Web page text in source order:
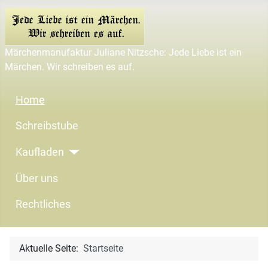
Märchenmanufaktur Juliane Nitzsche: Jede Liebe ist ein
Märchen. Wir schreiben es auf.
Home
Schreibstube
Kaufladen
Über uns
Rechtliches
Aktuelle Seite: Startseite